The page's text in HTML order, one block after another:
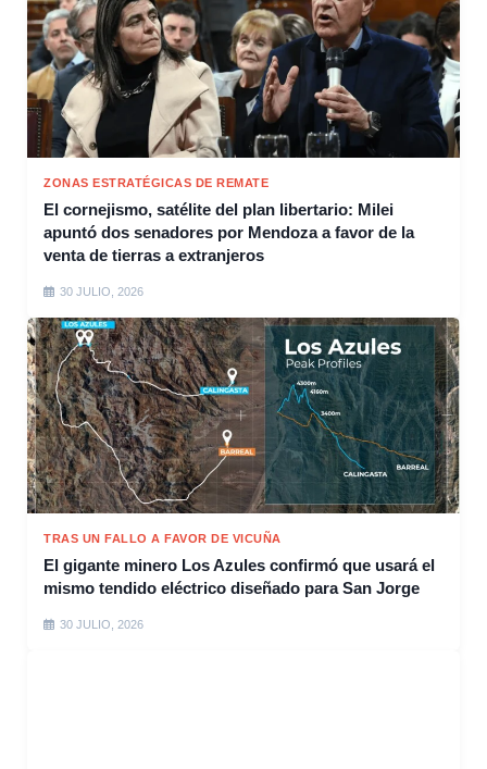
ZONAS ESTRATÉGICAS DE REMATE
El cornejismo, satélite del plan libertario: Milei
apuntó dos senadores por Mendoza a favor de la
venta de tierras a extranjeros
30 JULIO, 2026
TRAS UN FALLO A FAVOR DE VICUÑA
El gigante minero Los Azules confirmó que usará el
mismo tendido eléctrico diseñado para San Jorge
30 JULIO, 2026